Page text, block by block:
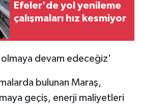
Efeler'de yol yenileme
çalışmaları hız kesmiyor
olmaya devam edeceğiz'
bulunan Maraş,
geçiş, enerji maliyetleri